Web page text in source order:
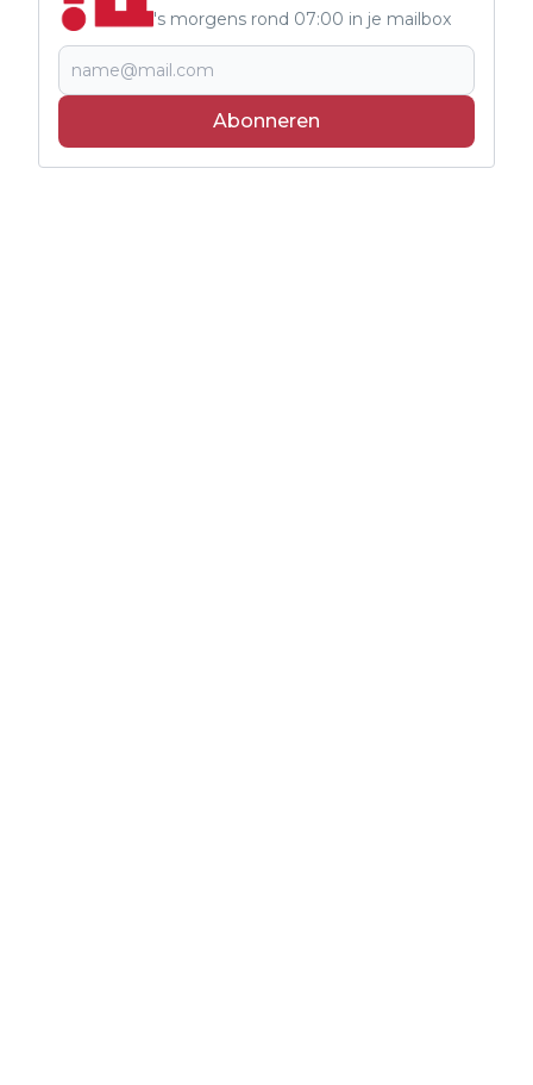
's morgens rond 07:00 in je mailbox
Abonneren